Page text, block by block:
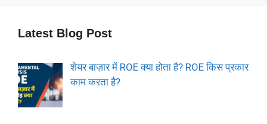
Latest Blog Post
शेयर बाज़ार में ROE क्या होता है? ROE किस प्रकार
काम करता है?